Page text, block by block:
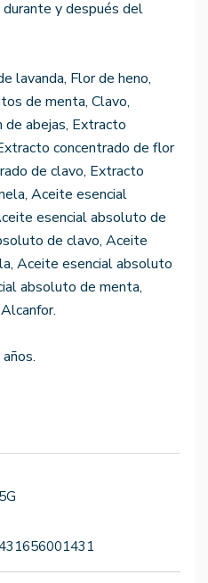
durante y después del
lavanda, Flor de heno,
de menta, Clavo,
de abejas, Extracto
concentrado de flor
de clavo, Extracto
Aceite esencial
esencial absoluto de
de clavo, Aceite
Aceite esencial absoluto
absoluto de menta,